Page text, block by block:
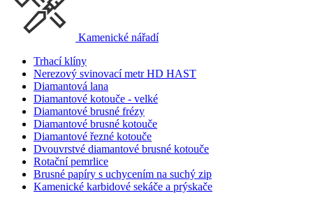
Kamenické nářadí
Trhací klíny
Nerezový svinovací metr HD HAST
Diamantová lana
Diamantové kotouče - velké
Diamantové brusné frézy
Diamantové brusné kotouče
Diamantové řezné kotouče
Dvouvrstvé diamantové brusné kotouče
Rotační pemrlice
Brusné papíry s uchycením na suchý zip
Kamenické karbidové sekáče a prýskače